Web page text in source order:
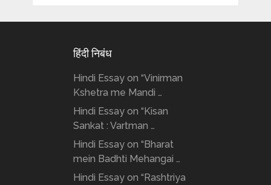
हिंदी निबंध
Hindi Essay on “Vinirman
Kshetra me Mandi …
Hindi Essay on “Kisan
Sankat : Vartman …
Hindi Essay on “Bharat
mein Badhti Mehangai …
Hindi Essay on “Rashtriya